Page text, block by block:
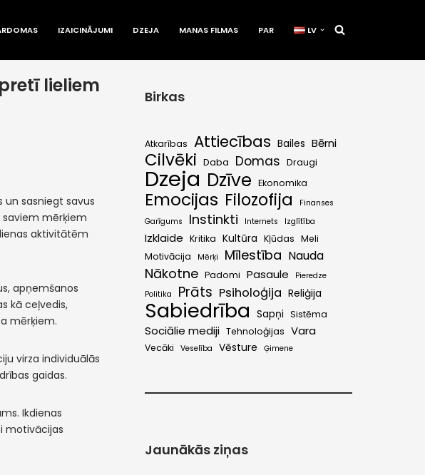
IZAICINĀJUMI DZEJA MANAS FILMAS PAR LV
lieliem
un sasniegt savus
saviem mērķiem
aktivitātēm
apņemšanos
kā ceļvedis,
mērķiem.
virza individuālās
gaidas.
Ikdienas
motivācijas
Birkas
Atkarības Attiecības Bailes Bērni
Cilvēki Daba Domas Draugi
Dzeja Dzīve Ekonomika
Emocijas Filozofija
Finanses
Garīgums
Instinkti Internets Izglītība
Izklaide Kritika Kultūra Kļūdas Meli
Motivācija
Mērķi Mīlestība Nauda
Nākotne Padomi Pasaule
Pieredze
Politika
Prāts Psiholoģija Reliģija
Sabiedrība Sapņi Sistēma
Sociālie mediji Tehnoloģijas Vara
Vecāki Veselība Vēsture Ģimene
Jaunākās ziņas